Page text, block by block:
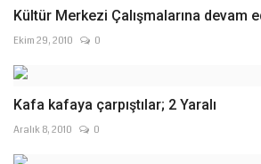
Kültür Merkezi Çalışmalarına devam
Ekim 29, 2010 0
Kafa kafaya çarpıştılar; 2 Yaralı
Aralık 8, 2010 0